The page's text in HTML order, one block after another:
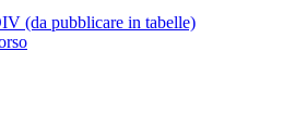
(da pubblicare in tabelle)